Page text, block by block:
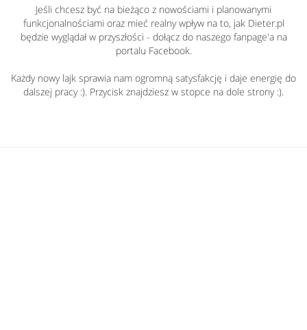
Jeśli chcesz być na bieżąco z nowościami i planowanymi
funkcjonalnościami oraz mieć realny wpływ na to, jak Dieter.pl
będzie wyglądał w przyszłości - dołącz do naszego fanpage'a na
portalu Facebook.
Każdy nowy lajk sprawia nam ogromną satysfakcję i daje energię do
dalszej pracy :). Przycisk znajdziesz w stopce na dole strony :).